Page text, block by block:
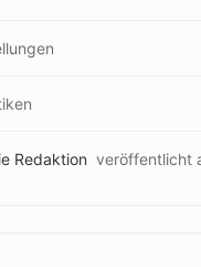
Redaktion veröffentlicht